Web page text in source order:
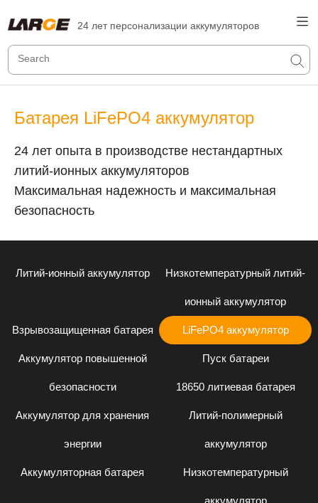
24 лет персонализации аккумуляторов
Батарея LiFePO4 аккумулятор
24 лет опыта в производстве нестандартных
литий-ионных аккумуляторов
Максимальная надежность и максимальная
безопасность
Литий-ионный аккумулятор Низкотемпературный литий-
ионный аккумулятор
Взрывозащищенная батарея LiFePO4 аккумулятор
Аккумулятор повышенной
безопасности
Пуск батареи
18650 литиевая батарея
Аккумулятор для хранения
энергии
Литий-полимерный
аккумулятор
Аккумуляторная батарея Низкотемпературный